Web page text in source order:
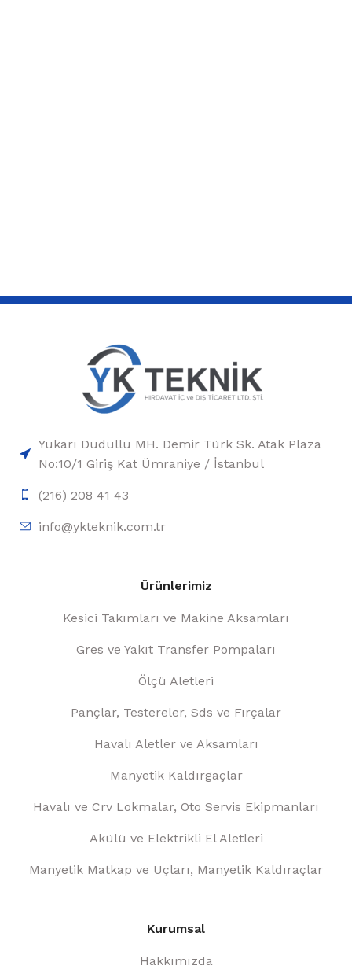
Yukarı Dudullu MH. Demir Türk Sk. Atak Plaza
No:10/1 Giriş Kat Ümraniye / İstanbul
(216) 208 41 43
info@ykteknik.com.tr
Ürünlerimiz
Kesici Takımları ve Makine Aksamları
Gres ve Yakıt Transfer Pompaları
Ölçü Aletleri
Pançlar, Testereler, Sds ve Fırçalar
Havalı Aletler ve Aksamları
Manyetik Kaldırgaçlar
Havalı ve Crv Lokmalar, Oto Servis Ekipmanları
Akülü ve Elektrikli El Aletleri
Manyetik Matkap ve Uçları, Manyetik Kaldıraçlar
Kurumsal
Hakkımızda